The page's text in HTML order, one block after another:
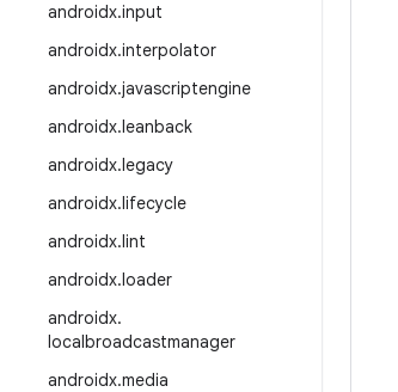
androidx.input
androidx.interpolator
androidx.javascriptengine
androidx.leanback
androidx.legacy
androidx.lifecycle
androidx.lint
androidx.loader
androidx.
localbroadcastmanager
androidx.media